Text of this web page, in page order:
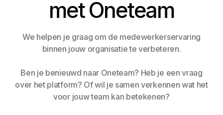
met Oneteam
We helpen je graag om de medewerkerservaring
binnen jouw organisatie te verbeteren.
Ben je benieuwd naar Oneteam? Heb je een vraag
over het platform? Of wil je samen verkennen wat het
voor jouw team kan betekenen?